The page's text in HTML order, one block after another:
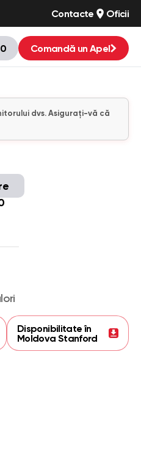
Contacte Oficii
Comandă un Apel
dvs. Asigurați-vă că
Disponibilitate în
Moldova Stanford